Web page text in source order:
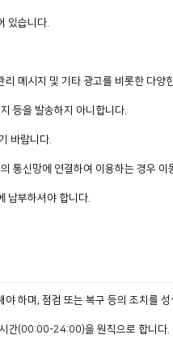
있습니다.
메시지 및 기타 광고를 비롯한 다
등을 발송하지 아니합니다.
바랍니다.
신망에 연결하여 이용하는 경우
납부하셔야 합니다.
하며, 점검 또는 복구 등의 조치를 성
간(00:00-24:00)을 원칙으로 합니다.